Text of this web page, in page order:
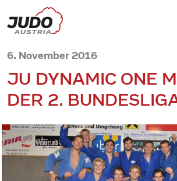
6. November 2016
JU DYNAMIC ONE
DER 2.